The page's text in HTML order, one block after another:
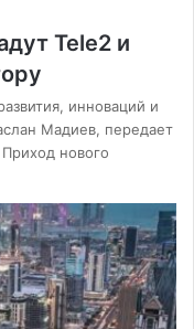
Tele2 и
инноваций и
Мадиев, передает
нового